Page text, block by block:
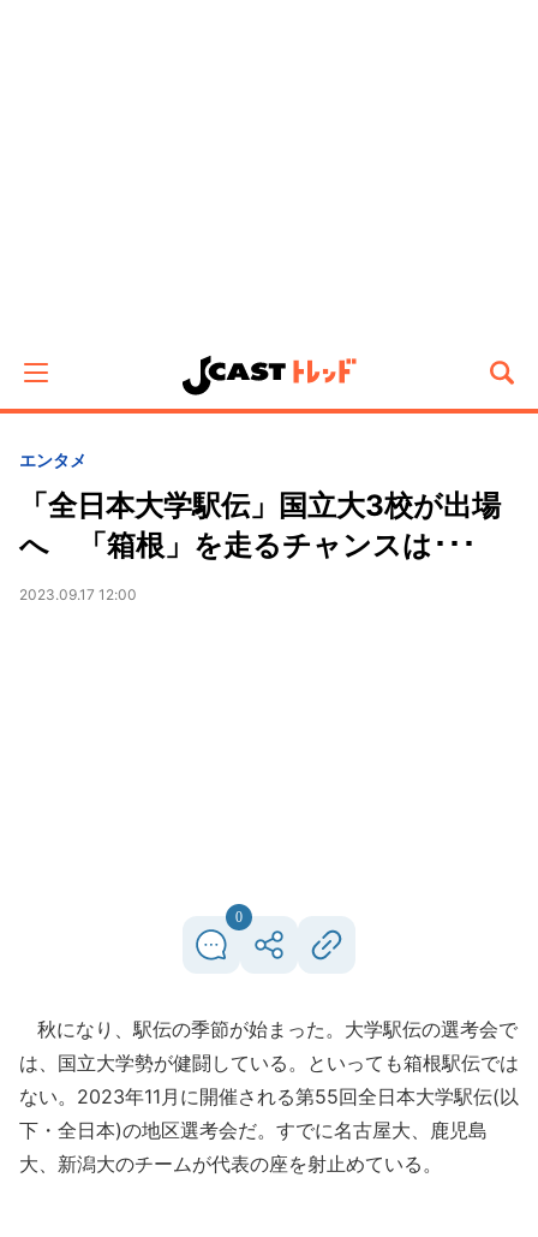
エンタメ
「全日本大学駅伝」国立大3校が出場
へ 「箱根」を走るチャンスは･･･
2023.09.17 12:00
0
秋になり、駅伝の季節が始まった。大学駅伝の選考会で
は、国立大学勢が健闘している。といっても箱根駅伝では
ない。2023年11月に開催される第55回全日本大学駅伝(以
下・全日本)の地区選考会だ。すでに名古屋大、鹿児島
大、新潟大のチームが代表の座を射止めている。